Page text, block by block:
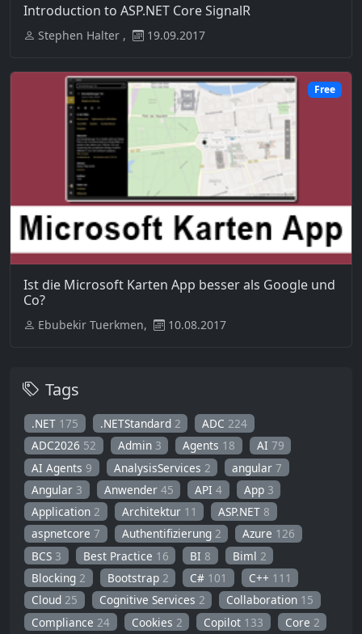
Introduction to ASP.NET Core SignalR
Stephen Halter , 19.09.2017
Free
Ist die Microsoft Karten App besser als Google und
Co?
Ebubekir Tuerkmen, 10.08.2017
Tags
.NET 175 .NETStandard 2 ADC224
ADC2026 52 Admin 3 Agents 18 AI 79
AI Agents 9 AnalysisServices 2 angular7
Angular 3 Anwender 45 API4 App 3
Application2 Architektur 11 ASP.NET 8
aspnetcore7 Authentifizierung 2 Azure 126
BCS 3 Best Practice 16 BI 8 Biml 2
Blocking2 Bootstrap 2 C# 101 C++ 111
Cloud25 Cognitive Services 2 Collaboration 15
Compliance 24 Cookies 2 Copilot 133 Core 2